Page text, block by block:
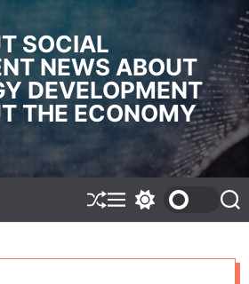
SOCIAL
NEWS ABOUT
DEVELOPMENT
THE ECONOMY
S
h
M
e
w
S
e